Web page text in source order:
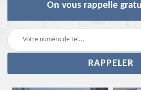
On vous rappelle